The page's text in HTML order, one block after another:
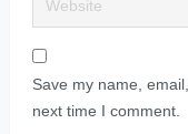
Save my name,
next time I comment.